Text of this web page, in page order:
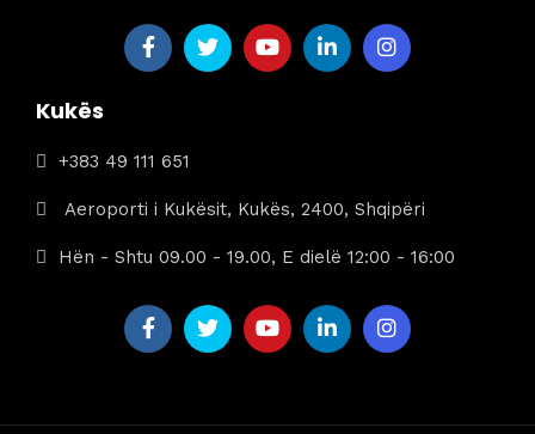
Kukës
+383 49 111 651
Aeroporti i Kukësit, Kukës, 2400, Shqipëri
Hën - Shtu 09.00 - 19.00, E dielë 12:00 - 16:00